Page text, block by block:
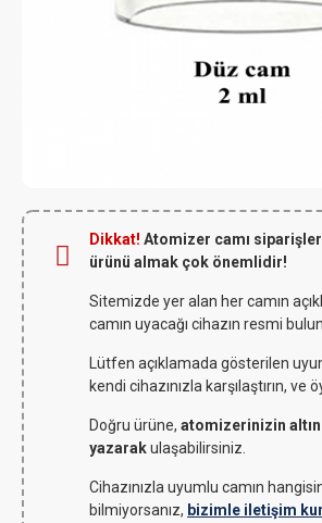
Dikkat! Atomizer camı
ürünü almak çok önemlidir!
Sitemizde yer alan her camın
camın uyacağı cihazın resmi
Lütfen açıklamada gösterilen
kendi cihazınızla karşılaştırın, ve
Doğru ürüne, atomizerinizin
yazarakulaşabilirsiniz.
Cihazınızla uyumlu camın
bilmiyorsanız, bizimle iletişim